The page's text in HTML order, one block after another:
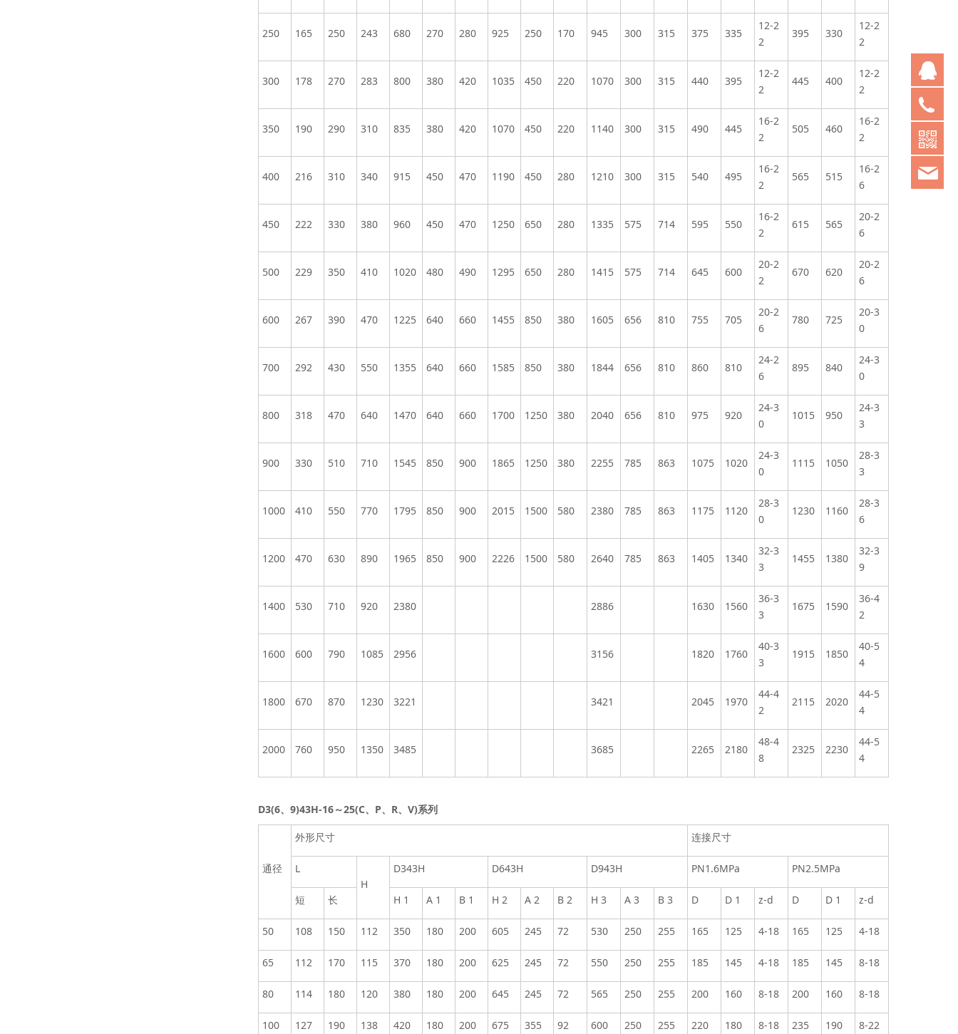
250 165 250 243 680 270 280 925 250 170 945 300 315 375 335
12-2
2
395 330
12-2
2
300 178 270 283 800 380 420 1035 450 220 1070 300 315 440 395
12-2
2
445 400
12-2
2
350 190 290 310 835 380 420 1070 450 220 1140 300 315 490 445
16-2
2
505 460
16-2
2
400 216 310 340 915 450 470 1190 450 280 1210 300 315 540 495
16-2
2
565 515
16-2
6
450 222 330 380 960 450 470 1250 650 280 1335 575 714 595 550
16-2
2
615 565
20-2
6
500 229 350 410 1020 480 490 1295 650 280 1415 575 714 645 600
20-2
2
670 620
20-2
6
600 267 390 470 1225 640 660 1455 850 380 1605 656 810 755 705
20-2
6
780 725
20-3
0
700 292 430 550 1355 640 660 1585 850 380 1844 656 810 860 810
24-2
6
895 840
24-3
0
800 318 470 640 1470 640 660 1700 1250 380 2040 656 810 975 920
24-3
0
1015 950
24-3
3
900 330 510 710 1545 850 900 1865 1250 380 2255 785 863 1075 1020
24-3
0
1115 1050
28-3
3
1000 410 550 770 1795 850 900 2015 1500 580 2380 785 863 1175 1120
28-3
0
1230 1160
28-3
6
1200 470 630 890 1965 850 900 2226 1500 580 2640 785 863 1405 1340
32-3
3
1455 1380
32-3
9
1400 530 710 920 2380 2886 1630 1560
36-3
3
1675 1590
36-4
2
1600 600 790 1085 2956 3156 1820 1760
40-3
3
1915 1850
40-5
4
1800 670 870 1230 3221 3421 2045 1970
44-4
2
2115 2020
44-5
4
2000 760 950 1350 3485 3685 2265 2180
48-4
8
2325 2230
44-5
4
D3(6、9)43H-16～25(C、P、R、V)系列
通径
外形尺寸 连接尺寸
L
H
D343H D643H D943H PN1.6MPa PN2.5MPa
短 长 H 1 A 1 B 1 H 2 A 2 B 2 H 3 A 3 B 3 D D 1 z-d D D 1 z-d
50 108 150 112 350 180 200 605 245 72 530 250 255 165 125 4-18 165 125 4-18
65 112 170 115 370 180 200 625 245 72 550 250 255 185 145 4-18 185 145 8-18
80 114 180 120 380 180 200 645 245 72 565 250 255 200 160 8-18 200 160 8-18
100 127 190 138 420 180 200 675 355 92 600 250 255 220 180 8-18 235 190 8-22